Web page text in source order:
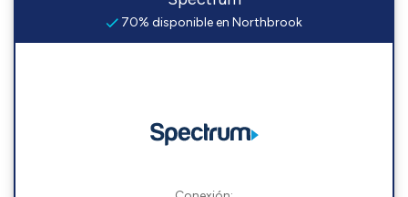
70% disponible en Northbrook